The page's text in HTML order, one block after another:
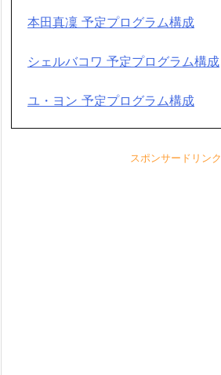
本田真凜 予定プログラム構成
シェルバコワ 予定プログラム構成
ユ・ヨン 予定プログラム構成
スポンサードリンク